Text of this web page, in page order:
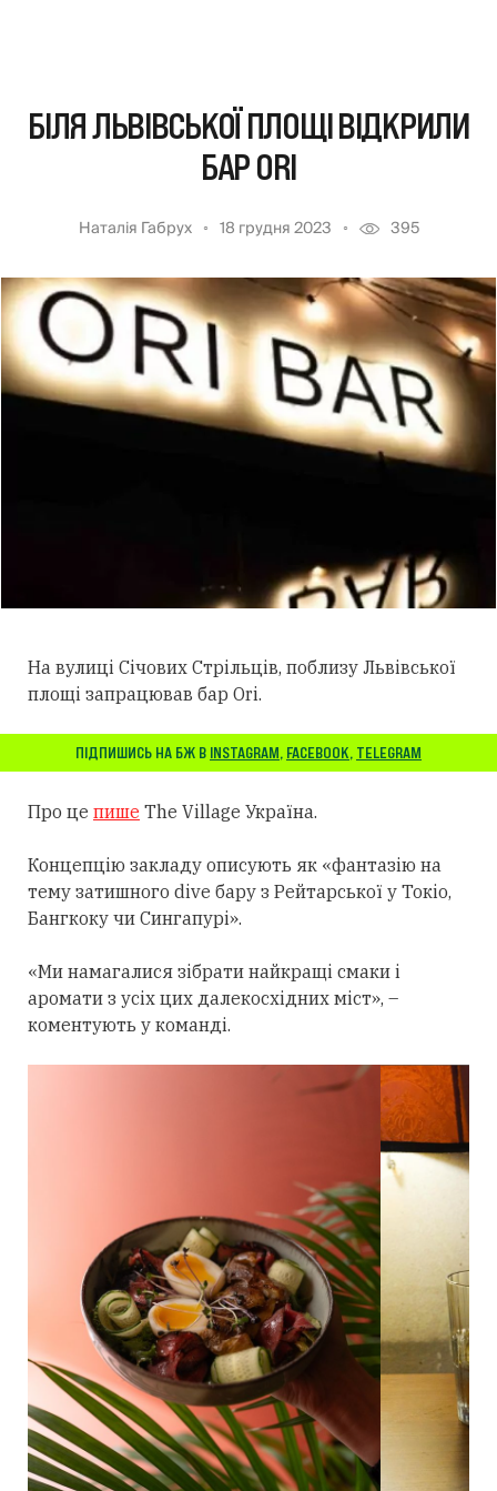
БІЛЯ ЛЬВІВСЬКОЇ ПЛОЩІ ВІДКРИЛИ
БАР ORI
Наталія Габрух 18 грудня 2023 395
На вулиці Січових Стрільців, поблизу Львівської
площі запрацював бар Ori.
ПІДПИШИСЬ НА БЖ В INSTAGRAM, FACEBOOK, TELEGRAM
Про це пише The Village Україна.
Концепцію закладу описують як «фантазію на
тему затишного dive бару з Рейтарської у Токіо,
Бангкоку чи Сингапурі».
«Ми намагалися зібрати найкращі смаки і
аромати з усіх цих далекосхідних міст», –
коментують у команді.